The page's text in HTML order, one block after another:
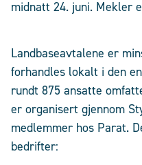
midnatt 24. juni. Mekler
Landbaseavtalene er
forhandles lokalt i den
rundt 875 ansatte
er organisert gjennom
medlemmer hos Parat.
bedrifter: